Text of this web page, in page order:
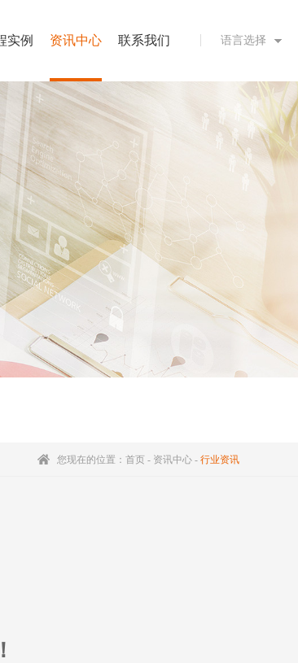
实例 资讯中心 联系我们 语言选择
您现在的位置： 首页 - 资讯中心 - 行业资讯